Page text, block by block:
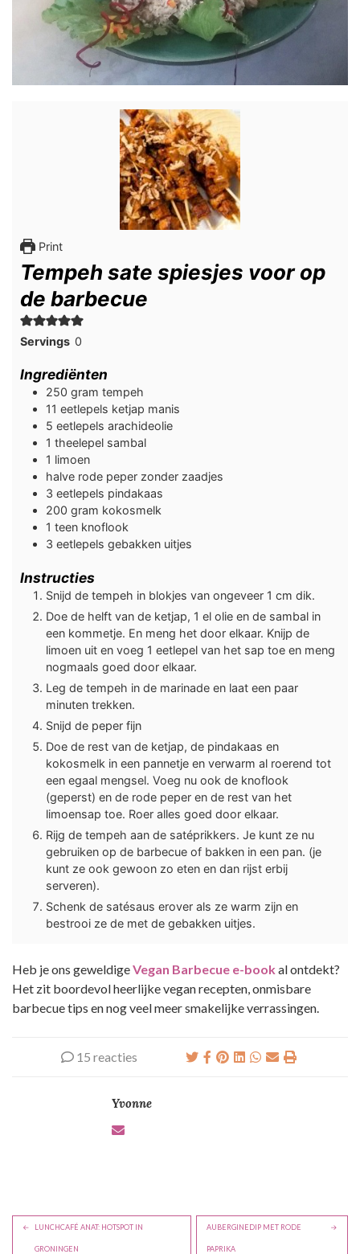
Print
Tempeh sate spiesjes voor op
de barbecue
Servings 0
Ingrediënten
250 gram tempeh
11 eetlepels ketjap manis
5 eetlepels arachideolie
1 theelepel sambal
1 limoen
halve rode peper zonder zaadjes
3 eetlepels pindakaas
200 gram kokosmelk
1 teen knoflook
3 eetlepels gebakken uitjes
Instructies
Snijd de tempeh in blokjes van ongeveer 1 cm dik.
Doe de helft van de ketjap, 1 el olie en de sambal in
een kommetje. En meng het door elkaar. Knijp de
limoen uit en voeg 1 eetlepel van het sap toe en meng
nogmaals goed door elkaar.
Leg de tempeh in de marinade en laat een paar
minuten trekken.
Snijd de peper fijn
Doe de rest van de ketjap, de pindakaas en
kokosmelk in een pannetje en verwarm al roerend tot
een egaal mengsel. Voeg nu ook de knoflook
(geperst) en de rode peper en de rest van het
limoensap toe. Roer alles goed door elkaar.
Rijg de tempeh aan de satéprikkers. Je kunt ze nu
gebruiken op de barbecue of bakken in een pan. (je
kunt ze ook gewoon zo eten en dan rijst erbij
serveren).
Schenk de satésaus erover als ze warm zijn en
bestrooi ze de met de gebakken uitjes.
Heb je ons geweldigeVegan Barbecue e-book al ontdekt?
Het zit boordevol heerlijke vegan recepten, onmisbare
barbecue tips en nog veel meer smakelijke verrassingen.
15 reacties
Yvonne
B
LUNCHCAFÉ ANAT: HOTSPOT IN
GRONINGEN
AUBERGINEDIP MET RODE
PAPRIKA